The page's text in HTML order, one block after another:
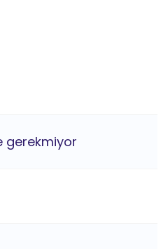
gerekmiyor